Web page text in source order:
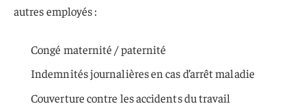
autres employés :
Congé maternité / paternité
Indemnités journalières en cas d’arrêt maladie
Couverture contre les accidents du travail